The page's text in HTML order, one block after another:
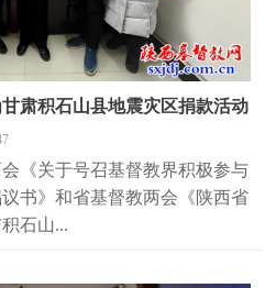
肃积石山县地震灾区捐款活动
《关于号召基督教界积极参与
书》和省基督教两会《陕西省
石山...